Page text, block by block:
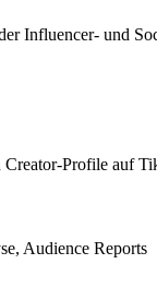
Influencer- und
Profile auf
Audience Reports